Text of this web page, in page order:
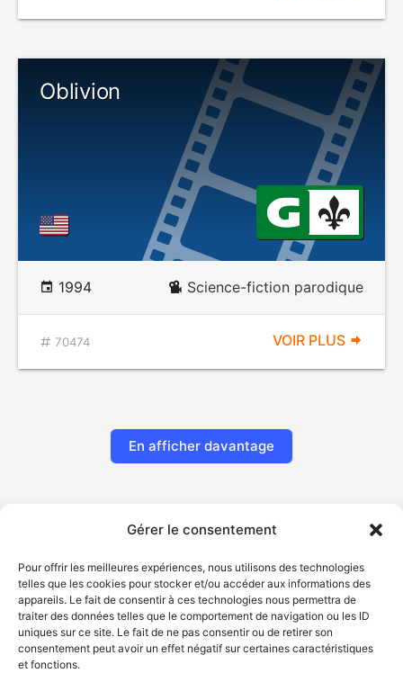
Gérer le consentement
Pour offrir les meilleures expériences, nous utilisons des technologies
telles que les cookies pour stocker et/ou accéder aux informations des
appareils. Le fait de consentir à ces technologies nous permettra de
traiter des données telles que le comportement de navigation ou les ID
uniques sur ce site. Le fait de ne pas consentir ou de retirer son
consentement peut avoir un effet négatif sur certaines caractéristiques
et fonctions.
Oblivion
1994 Science-fiction parodique
70474 VOIR PLUS
En afficher davantage
© Gouvernement du Québec, 2026